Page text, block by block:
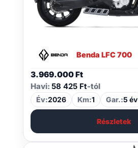
Benda LFC 700
3.969.000Ft
Havi: 58 425 Ft-tól
Év:2026 Km:1 Gar.:5 év
Részletek